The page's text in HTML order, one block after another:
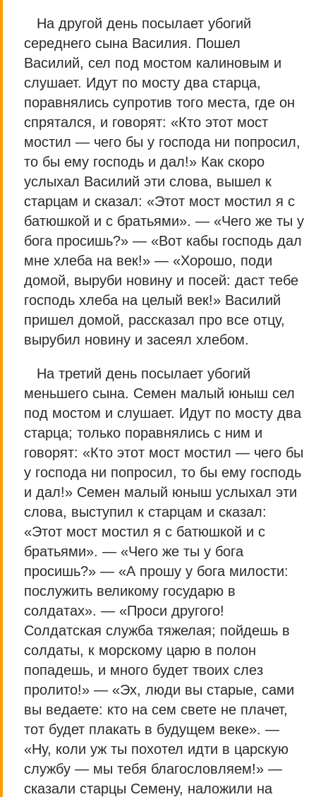
На другой день посылает убогий
середнего сына Василия. Пошел
Василий, сел под мостом калиновым и
слушает. Идут по мосту два старца,
поравнялись супротив того места, где он
спрятался, и говорят: «Кто этот мост
мостил — чего бы у господа ни попросил,
то бы ему господь и дал!» Как скоро
услыхал Василий эти слова, вышел к
старцам и сказал: «Этот мост мостил я с
батюшкой и с братьями». — «Чего же ты у
бога просишь?» — «Вот кабы господь дал
мне хлеба на век!» — «Хорошо, поди
домой, выруби новину и посей: даст тебе
господь хлеба на целый век!» Василий
пришел домой, рассказал про все отцу,
вырубил новину и засеял хлебом.
На третий день посылает убогий
меньшего сына. Семен малый юныш сел
под мостом и слушает. Идут по мосту два
старца; только поравнялись с ним и
говорят: «Кто этот мост мостил — чего бы
у господа ни попросил, то бы ему господь
и дал!» Семен малый юныш услыхал эти
слова, выступил к старцам и сказал:
«Этот мост мостил я с батюшкой и с
братьями». — «Чего же ты у бога
просишь?» — «А прошу у бога милости:
послужить великому государю в
солдатах». — «Проси другого!
Солдатская служба тяжелая; пойдешь в
солдаты, к морскому царю в полон
попадешь, и много будет твоих слез
пролито!» — «Эх, люди вы старые, сами
вы ведаете: кто на сем свете не плачет,
тот будет плакать в будущем веке». —
«Ну, коли уж ты похотел идти в царскую
службу — мы тебя благословляем!» —
сказали старцы Семену, наложили на